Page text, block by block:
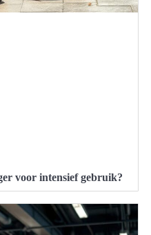
voor intensief gebruik?